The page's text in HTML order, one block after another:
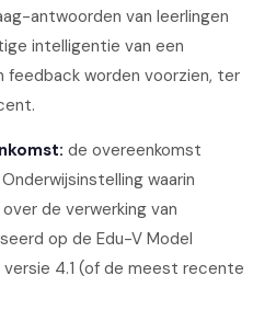
antwoorden van leerlingen
intelligentie van een
feedback worden voorzien, ter
de overeenkomst
waarin
de verwerking van
op de Edu-V Model
4.1 (of de meest recente